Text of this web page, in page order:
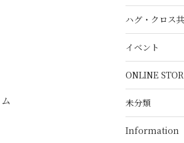
ハグ・クロス
イベント
ONLINE
未分類
Information